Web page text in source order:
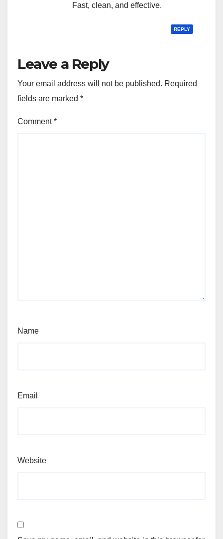
Fast, clean, and effective.
REPLY
Leave a Reply
Your email address will not be published. Required
fields are marked *
Comment*
Name
Email
Website